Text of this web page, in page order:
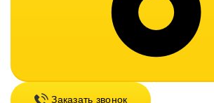
Заказать звонок